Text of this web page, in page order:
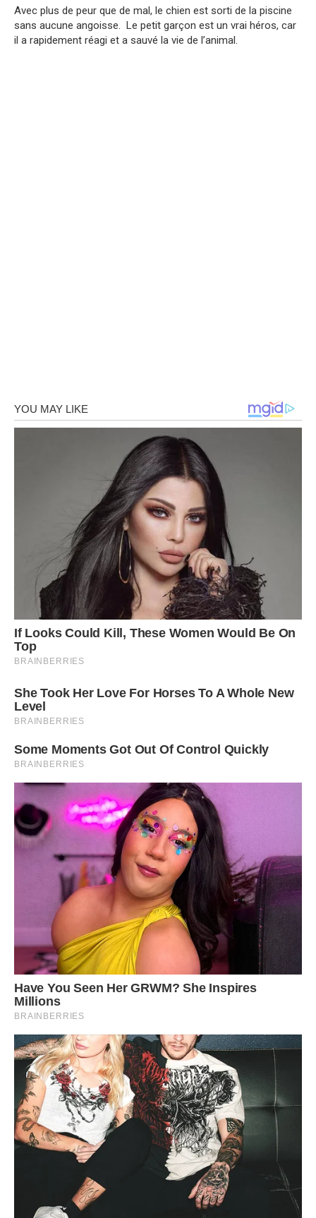
Avec plus de peur que de mal, le chien est sorti de la piscine
sans aucune angoisse. Le petit garçon est un vrai héros, car
il a rapidement réagi et a sauvé la vie de l’animal.